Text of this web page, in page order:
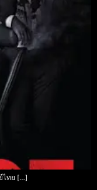
ไทย […]